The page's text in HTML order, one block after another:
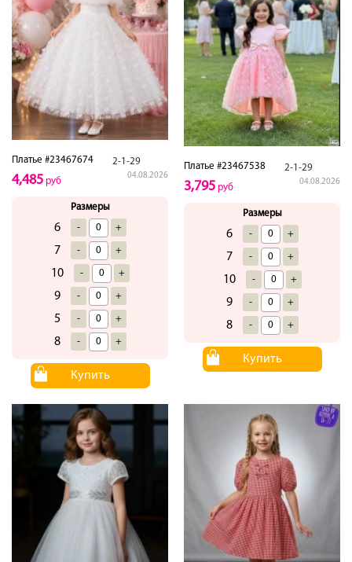
Платье #23467674 2-1-29
04.08.2026
4,485 руб
Размеры
6 - +
7 - +
10 - +
9 - +
5 - +
8 - +
Купить
Платье #23467538 2-1-29
04.08.2026
3,795 руб
Размеры
6 - +
7 - +
10 - +
9 - +
8 - +
Купить